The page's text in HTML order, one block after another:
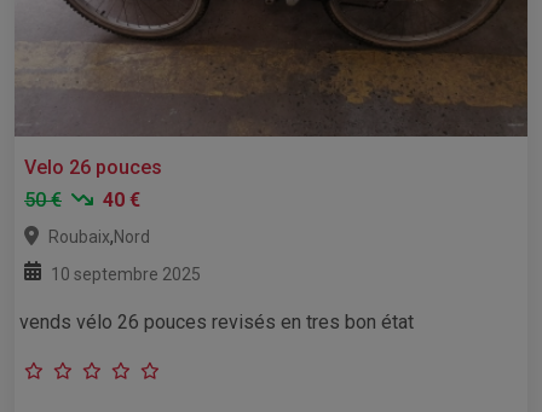
Velo 26 pouces
50 €
40 €
Roubaix,Nord
10 septembre 2025
vends vélo 26 pouces revisés en tres bon état